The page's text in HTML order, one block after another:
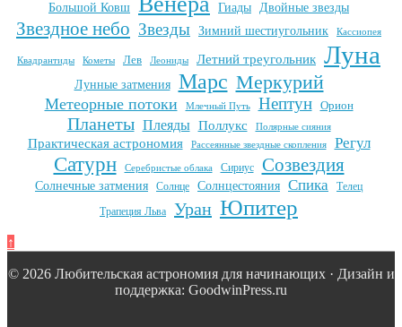
Большой Ковш
Гиады Двойные звезды
Звездное небо Звезды Зимний шестиугольник Кассиопея
Квадрантиды Кометы Лев Леониды Летний треугольник Луна
Лунные затмения Марс Меркурий
Метеорные потоки Млечный Путь Нептун Орион
Планеты Плеяды Поллукс Полярные сияния
Практическая астрономия Рассеянные звездные скопления Регул
Сатурн Серебристые облака Сириус Созвездия
Солнечные затмения Солнце Солнцестояния Спика
Телец
Трапеция Льва
Уран Юпитер
↑
© 2026 Любительская астрономия для начинающих · Дизайн и
поддержка: GoodwinPress.ru